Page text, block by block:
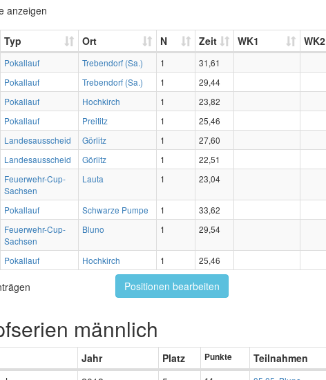
anzeigen
Typ Ort N Zeit WK1 WK2
Pokallauf Trebendorf (Sa.) 1
31,61
Pokallauf Trebendorf (Sa.) 1
29,44
Pokallauf Hochkirch 1
23,82
Pokallauf Preititz 1
25,46
Landesausscheid Görlitz 1
27,60
Landesausscheid Görlitz 1
22,51
Feuerwehr-Cup-
Sachsen
Lauta 1 23,04
Pokallauf Schwarze Pumpe 1
33,62
Feuerwehr-Cup-
Sachsen
Bluno 1 29,54
Pokallauf Hochkirch 1 25,46
Positionen bearbeiten
männlich
Jahr Platz Punkte
Teilnahmen